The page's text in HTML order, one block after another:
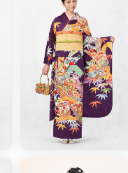
を彩る花々に施された繊
っとりと美しく見せま